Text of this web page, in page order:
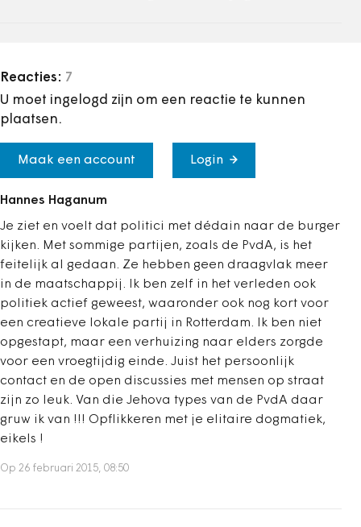
Reacties: 7
U moet ingelogd zijn om een reactie te kunnen
plaatsen.
Maak een account Login
Hannes Haganum
Je ziet en voelt dat politici met dédain naar de burger
kijken. Met sommige partijen, zoals de PvdA, is het
feitelijk al gedaan. Ze hebben geen draagvlak meer
in de maatschappij. Ik ben zelf in het verleden ook
politiek actief geweest, waaronder ook nog kort voor
een creatieve lokale partij in Rotterdam. Ik ben niet
opgestapt, maar een verhuizing naar elders zorgde
voor een vroegtijdig einde. Juist het persoonlijk
contact en de open discussies met mensen op straat
zijn zo leuk. Van die Jehova types van de PvdA daar
gruw ik van !!! Opflikkeren met je elitaire dogmatiek,
eikels !
Op 26 februari 2015, 08:50